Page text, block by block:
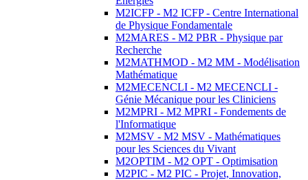
M2ICFP - M2 ICFP - Centre International
de Physique Fondamentale
M2MARES - M2 PBR - Physique par
Recherche
M2MATHMOD - M2 MM - Modélisation
Mathématique
M2MECENCLI - M2 MECENCLI -
Génie Mécanique pour les Cliniciens
M2MPRI - M2 MPRI - Fondements de
l'Informatique
M2MSV - M2 MSV - Mathématiques
pour les Sciences du Vivant
M2OPTIM - M2 OPT - Optimisation
M2PIC - M2 PIC - Projet, Innovation,